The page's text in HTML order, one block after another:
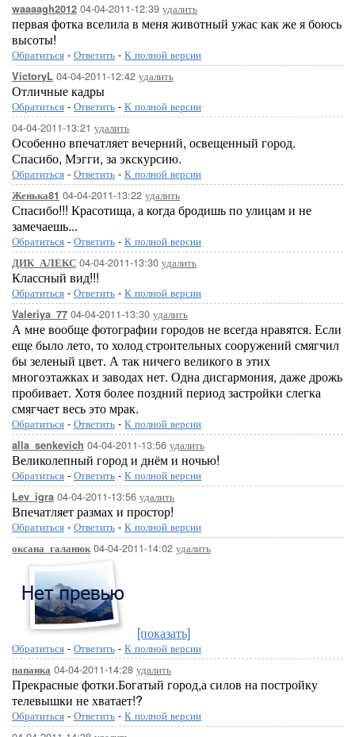
waaaagh2012 04-04-2011-12:39 удалить
первая фотка вселила в меня животный ужас как же я боюсь
высоты!
Обратиться - Ответить - К полной версии
VictoryL 04-04-2011-12:42 удалить
Отличные кадры
Обратиться - Ответить - К полной версии
04-04-2011-13:21 удалить
Особенно впечатляет вечерний, освещенный город.
Спасибо, Мэгги, за экскурсию.
Обратиться - Ответить - К полной версии
Женька81 04-04-2011-13:22 удалить
Спасибо!!! Красотища, а когда бродишь по улицам и не
замечаешь...
Обратиться - Ответить - К полной версии
ДИК_АЛЕКС 04-04-2011-13:30 удалить
Классный вид!!!
Обратиться - Ответить - К полной версии
Valeriya_77 04-04-2011-13:30 удалить
А мне вообще фотографии городов не всегда нравятся. Если
еще было лето, то холод строительных сооружений смягчил
бы зеленый цвет. А так ничего великого в этих
многоэтажках и заводах нет. Одна дисгармония, даже дрожь
пробивает. Хотя более поздний период застройки слегка
смягчает весь это мрак.
Обратиться - Ответить - К полной версии
alla_senkevich 04-04-2011-13:56 удалить
Великолепный город и днём и ночью!
Обратиться - Ответить - К полной версии
Lev_igra 04-04-2011-13:56 удалить
Впечатляет размах и простор!
Обратиться - Ответить - К полной версии
оксана_галанюк04-04-2011-14:02 удалить
[показать]
Обратиться - Ответить - К полной версии
папаика 04-04-2011-14:28 удалить
Прекрасные фотки.Богатый город,а силов на постройку
телевышки не хватает!?
Обратиться - Ответить - К полной версии